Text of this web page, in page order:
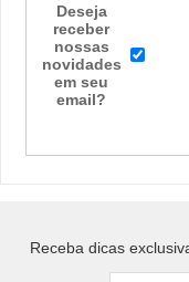
Deseja
receber
nossas
novidades
em seu
email?
Receba dicas